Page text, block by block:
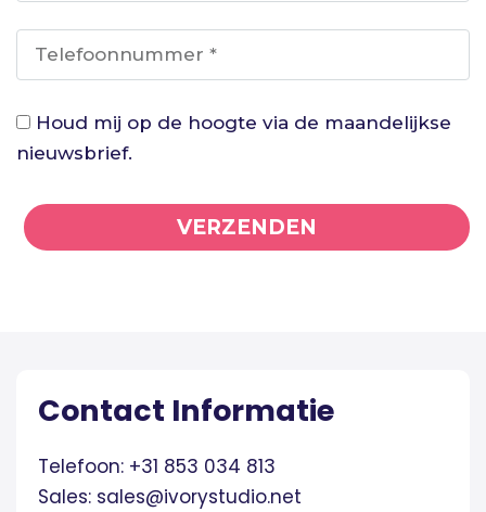
Houd mij op de hoogte via de maandelijkse
nieuwsbrief.
VERZENDEN
Contact Informatie
Telefoon: +31 853 034 813
Sales: sales@ivorystudio.net